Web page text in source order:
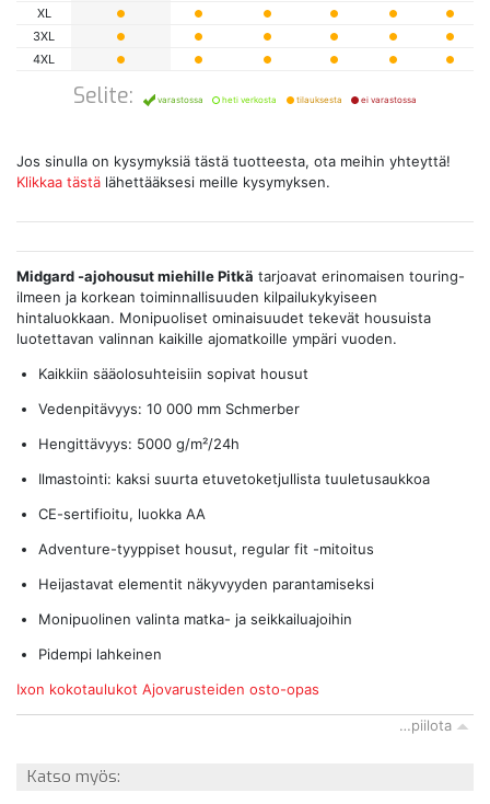
XL
3XL
4XL
Selite: varastossa heti verkosta tilauksesta ei varastossa
Jos sinulla on kysymyksiä tästä tuotteesta, ota meihin yhteyttä!
Klikkaa tästä lähettääksesi meille kysymyksen.
Midgard -ajohousut miehille Pitkä tarjoavat erinomaisen touring-
ilmeen ja korkean toiminnallisuuden kilpailukykyiseen
hintaluokkaan. Monipuoliset ominaisuudet tekevät housuista
luotettavan valinnan kaikille ajomatkoille ympäri vuoden.
Kaikkiin sääolosuhteisiin sopivat housut
Vedenpitävyys: 10 000 mm Schmerber
Hengittävyys: 5000 g/m²/24h
Ilmastointi: kaksi suurta etuvetoketjullista tuuletusaukkoa
CE-sertifioitu, luokka AA
Adventure-tyyppiset housut, regular fit -mitoitus
Heijastavat elementit näkyvyyden parantamiseksi
Monipuolinen valinta matka- ja seikkailuajoihin
Pidempi lahkeinen
Ixon kokotaulukot Ajovarusteiden osto-opas
…piilota
Katso myös: